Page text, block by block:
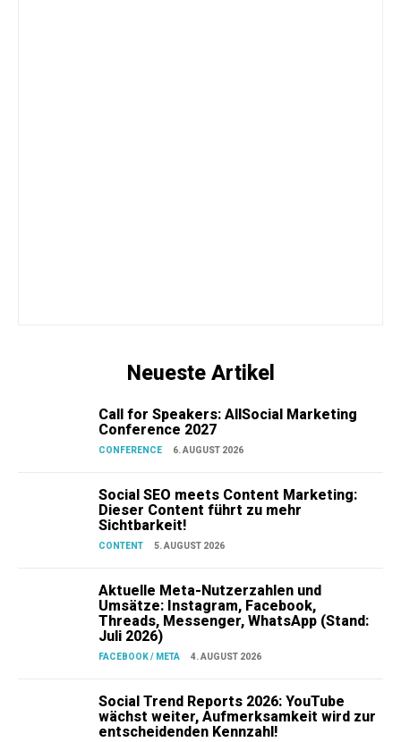
Neueste Artikel
Call for Speakers: AllSocial Marketing
Conference 2027
CONFERENCE 6. AUGUST 2026
Social SEO meets Content Marketing:
Dieser Content führt zu mehr
Sichtbarkeit!
CONTENT 5. AUGUST 2026
Aktuelle Meta-Nutzerzahlen und
Umsätze: Instagram, Facebook,
Threads, Messenger, WhatsApp (Stand:
Juli 2026)
FACEBOOK / META 4. AUGUST 2026
Social Trend Reports 2026: YouTube
wächst weiter, Aufmerksamkeit wird zur
entscheidenden Kennzahl!